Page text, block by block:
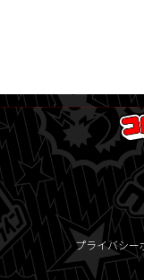
プライバシー